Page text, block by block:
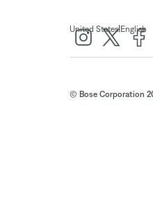
United States| English
© Bose Corporation